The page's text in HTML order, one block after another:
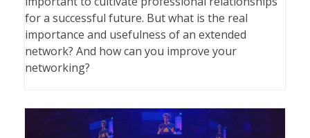
for a successful future. But what is the real
importance and usefulness of an extended
network? And how can you improve your
networking?